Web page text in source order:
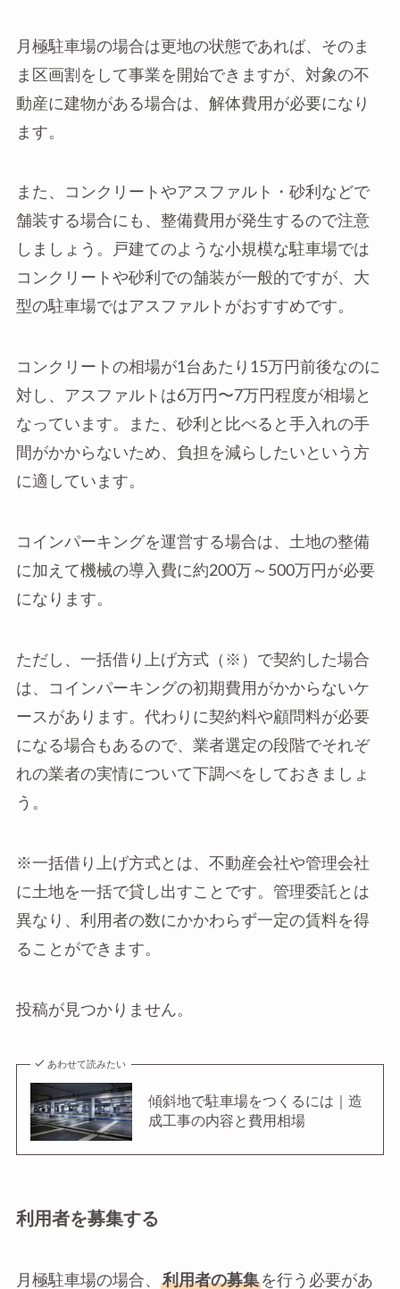
月極駐車場の場合は更地の状態であれば、そのま
ま区画割をして事業を開始できますが、対象の不
動産に建物がある場合は、解体費用が必要になり
ます。
また、コンクリートやアスファルト・砂利などで
舗装する場合にも、整備費用が発生するので注意
しましょう。戸建てのような小規模な駐車場では
コンクリートや砂利での舗装が一般的ですが、大
型の駐車場ではアスファルトがおすすめです。
コンクリートの相場が1台あたり15万円前後なのに
対し、アスファルトは6万円〜7万円程度が相場と
なっています。また、砂利と比べると手入れの手
間がかからないため、負担を減らしたいという方
に適しています。
コインパーキングを運営する場合は、土地の整備
に加えて機械の導入費に約200万～500万円が必要
になります。
ただし、一括借り上げ方式（※）で契約した場合
は、コインパーキングの初期費用がかからないケ
ースがあります。代わりに契約料や顧問料が必要
になる場合もあるので、業者選定の段階でそれぞ
れの業者の実情について下調べをしておきましょ
う。
※一括借り上げ方式とは、不動産会社や管理会社
に土地を一括で貸し出すことです。管理委託とは
異なり、利用者の数にかかわらず一定の賃料を得
ることができます。
投稿が見つかりません。
あわせて読みたい
傾斜地で駐車場をつくるには｜造
成工事の内容と費用相場
利用者を募集する
月極駐車場の場合、 利用者の募集を行う必要があ